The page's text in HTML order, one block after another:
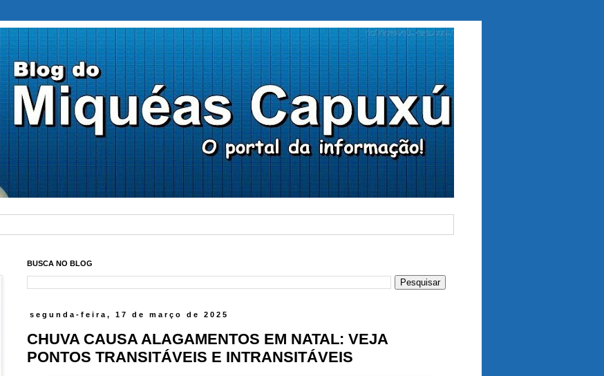
BUSCA NO BLOG
segunda-feira, 17 de março de 2025
CHUVA CAUSA ALAGAMENTOS EM NATAL: VEJA
PONTOS TRANSITÁVEIS E INTRANSITÁVEIS